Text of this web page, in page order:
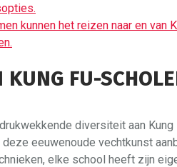
kunnen het reizen naar en van
KUNG FU-
diversiteit aan
eeuwenoude vechtkunst
elke school heeft zijn